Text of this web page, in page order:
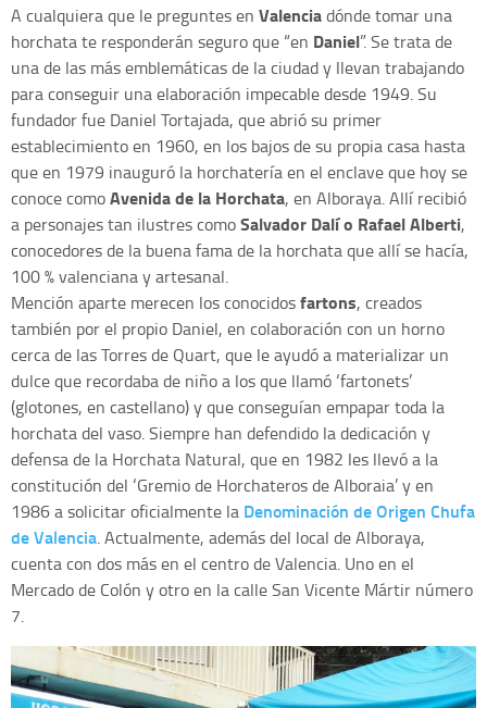
A cualquiera que le preguntes en Valenciadónde tomar una
horchata te responderán seguro que “en Daniel”. Se trata de
una de las más emblemáticas de la ciudad y llevan trabajando
para conseguir una elaboración impecable desde 1949. Su
fundador fue Daniel Tortajada, que abrió su primer
establecimiento en 1960, en los bajos de su propia casa hasta
que en 1979 inauguró la horchatería en el enclave que hoy se
conoce comoAvenida de la Horchata, en Alboraya. Allí recibió
a personajes tan ilustres comoSalvador Dalí o Rafael Alberti,
conocedores de la buena fama de la horchata que allí se hacía,
100 % valenciana y artesanal.
Mención aparte merecen los conocidosfartons, creados
también por el propio Daniel, en colaboración con un horno
cerca de las Torres de Quart, que le ayudó a materializar un
dulce que recordaba de niño a los que llamó ‘fartonets’
(glotones, en castellano) y que conseguían empapar toda la
horchata del vaso. Siempre han defendido la dedicación y
defensa de la Horchata Natural, que en 1982 les llevó a la
constitución del ‘Gremio de Horchateros de Alboraia’ y en
1986 a solicitar oficialmente la Denominación de Origen Chufa
de Valencia. Actualmente, además del local de Alboraya,
cuenta con dos más en el centro de Valencia. Uno en el
Mercado de Colón y otro en la calle San Vicente Mártir número
7.